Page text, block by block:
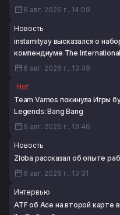
6 авг. 2026 г., 14:09
Новость
instamityay высказался о
компендиуме The
6 авг. 2026 г., 13:49
Hot
Team Vamos покинула Игры
Legends: Bang Bang
6 авг. 2026 г., 13:46
Новость
Zloba рассказал об опыте
6 авг. 2026 г., 13:31
Интервью
ATF об Ace на второй карте